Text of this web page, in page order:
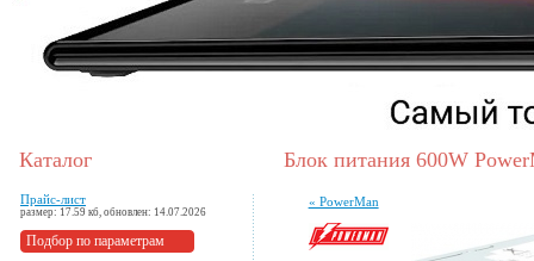
Каталог
Прайс-лист
размер: 17.59 кб, обновлен: 14.07.2026
Подбор по параметрам
Блок питания 600W
« PowerMan